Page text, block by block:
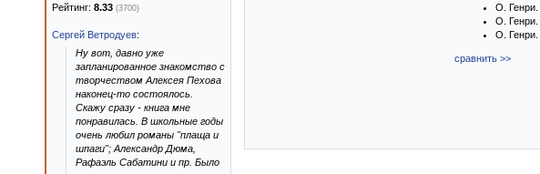
О. Генри.
О. Генри.
О. Генри.
сравнить >>
Рейтинг: 8.33 (3700)
Сергей Ветродуев:
Ну вот, давно уже
запланированное знакомство с
творчеством Алексея Пехова
наконец-то состоялось.
Скажу сразу - книга мне
понравилась. В школьные годы
очень любил романы "плаща и
шпаги"; Александр Дюма,
Рафаэль Сабатини и пр. Было